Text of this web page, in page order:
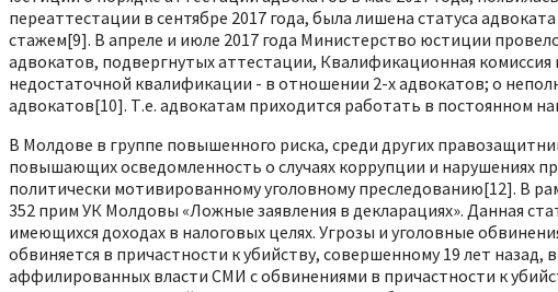
переаттестации в сентябре 2017 года, была лишена статуса
стажем[9]. В апреле и июле 2017 года Министерство юстиции
адвокатов, подвергнутых аттестации, Квалификационная
недостаточной квалификации - в отношении 2-х адвокатов; о
адвокатов[10]. Т.е. адвокатам приходится работать в постоянном
В Молдове в группе повышенного риска, среди других
повышающих осведомленность о случаях коррупции и нарушениях
политически мотивированному уголовному преследованию[12]. В
352 прим УК Молдовы «Ложные заявления в декларациях». Данная
имеющихся доходах в налоговых целях. Угрозы и уголовные
обвиняется в причастности к убийству, совершенному 19 лет
аффилированных власти СМИ с обвинениями в причастности к